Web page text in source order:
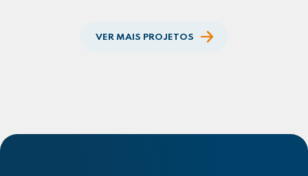
VER MAIS PROJETOS